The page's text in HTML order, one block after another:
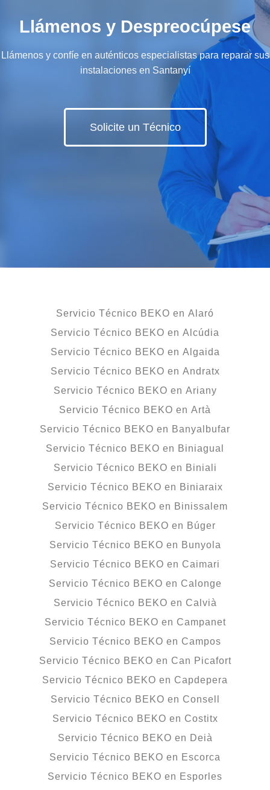
Llámenos y Despreocúpese
Llámenos y confíe en auténticos especialistas para reparar sus
instalaciones en Santanyí
Solicite un Técnico
Servicio Técnico BEKO en Alaró
Servicio Técnico BEKO en Alcúdia
Servicio Técnico BEKO en Algaida
Servicio Técnico BEKO en Andratx
Servicio Técnico BEKO en Ariany
Servicio Técnico BEKO en Artà
Servicio Técnico BEKO en Banyalbufar
Servicio Técnico BEKO en Biniagual
Servicio Técnico BEKO en Biniali
Servicio Técnico BEKO en Biniaraix
Servicio Técnico BEKO en Binissalem
Servicio Técnico BEKO en Búger
Servicio Técnico BEKO en Bunyola
Servicio Técnico BEKO en Caimari
Servicio Técnico BEKO en Calonge
Servicio Técnico BEKO en Calvià
Servicio Técnico BEKO en Campanet
Servicio Técnico BEKO en Campos
Servicio Técnico BEKO en Can Picafort
Servicio Técnico BEKO en Capdepera
Servicio Técnico BEKO en Consell
Servicio Técnico BEKO en Costitx
Servicio Técnico BEKO en Deià
Servicio Técnico BEKO en Escorca
Servicio Técnico BEKO en Esporles